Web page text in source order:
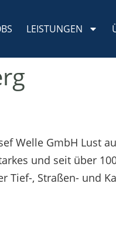
LEISTUNGEN
Welle GmbH Lust
und seit über
, Straßen- und